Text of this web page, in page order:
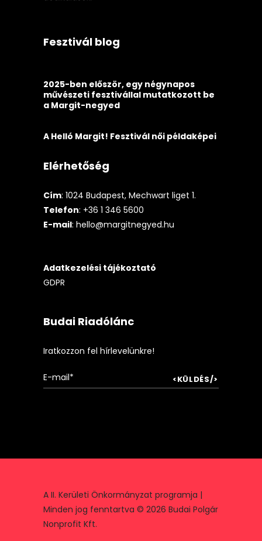
Fesztivál blog
2025-ben először, egy négynapos
művészeti fesztivállal mutatkozott be
a Margit-negyed
A Helló Margit! Fesztivál női példaképei
Elérhetőség
Cím: 1024 Budapest, Mechwart liget 1.
Telefon: +36 1 346 5600
E-mail: hello@margitnegyed.hu
Adatkezelési tájékoztató
GDPR
Budai Riadólánc
Iratkozzon fel hírlevelünkre!
A II. Kerületi Önkormányzat programja |
Minden jog fenntartva © 2026 Budai Polgár
Nonprofit Kft.